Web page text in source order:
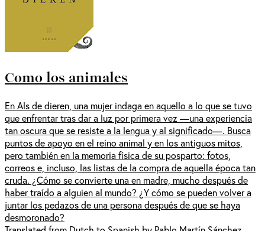
Como los animales
En Als de dieren, una mujer indaga en aquello a lo que se tuvo
que enfrentar tras dar a luz por primera vez —una experiencia
tan oscura que se resiste a la lengua y al significado—. Busca
puntos de apoyo en el reino animal y en los antiguos mitos,
pero también en la memoria física de su posparto: fotos,
correos e, incluso, las listas de la compra de aquella época tan
cruda. ¿Cómo se convierte una en madre, mucho después de
haber traído a alguien al mundo? ¿Y cómo se pueden volver a
juntar los pedazos de una persona después de que se haya
desmoronado?